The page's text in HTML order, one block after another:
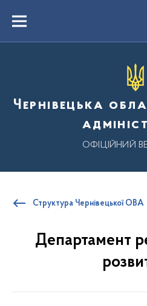
вмістуMenu
Чернівецька
ОФІЦІЙНИЙ
Структура Чернівецької ОВА
Департамент